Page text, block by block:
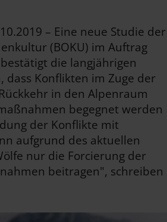
– Eine neue Studie der
(BOKU) im Auftrag
die langjährigen
dass Konflikten im Zuge der
in den Alpenraum
begegnet werden
der Konflikte mit
aufgrund des aktuellen
nur die Forcierung der
beitragen", schreiben